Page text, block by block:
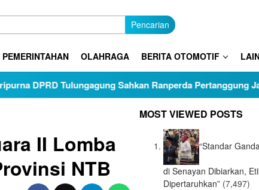
Pencarian
PEMERINTAHAN OLAHRAGA BERITA OTOMOTIF
Sahkan Ranperda Pertanggung Jawaban APBD
II Lomba
NTB
MOST VIEWED POSTS
“Standar
di Senayan Dibiarkan,
Dipertaruhkan” (7,497)